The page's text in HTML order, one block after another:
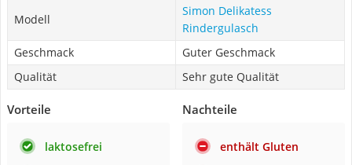
Modell
Simon Delikatess
Rindergulasch
Geschmack
Guter Geschmack
Qualität
Sehr gute Qualität
Vorteile
laktosefrei
Nachteile
enthält Gluten